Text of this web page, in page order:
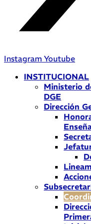
Instagram Youtube
INSTITUCIONAL
Ministerio
DGE
Dirección